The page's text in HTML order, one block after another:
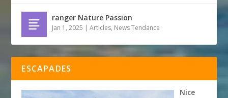
ranger Nature Passion
Jan 1, 2025 |Articles, News Tendance
ESCAPADES
Nice